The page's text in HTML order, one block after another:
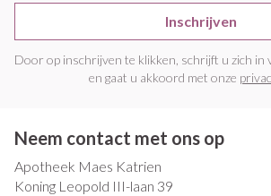
Inschrijven
Door op inschrijven te klikken, schrijft u zich in
en gaat u akkoord met onze
Neem contact met ons op
Apotheek Maes Katrien
Koning Leopold III-laan 39